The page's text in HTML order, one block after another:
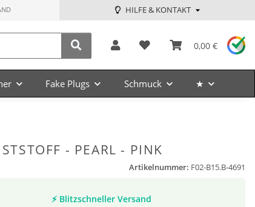
HILFE & KONTAKT
0,00 €
Fake Plugs Schmuck ★
- PEARL - PINK
Artikelnummer: F02-B15.B-4691
⚡ Blitzschneller Versand